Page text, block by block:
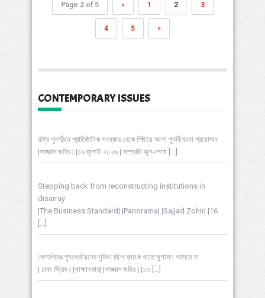
Page 2 of 5 « 1 2 3
4 5 »
CONTEMPORARY ISSUES
রাষ্ট্র পুনর্গঠনে প্রাতিষ্ঠানিক সংস্কার থেকে পিছিয়ে আসা পুনর্বিবেচনা প্রয়োজন
|সাজ্জাদ জহির | |১৯ জুলাই ২০২৬ | সম্প্রতি জুন-শেষে […]
Stepping back from reconstructing institutions in
disarray
|The Business Standard| |Panorama| |Sajjad Zohir| |16
[…]
খেলাপিদের পুনঃঅর্থায়নের সুবিধা দিলে ব্যাংক খাতে সুশাসন আসবে না
| ঢাকা স্ট্রিম | |সাক্ষাৎকার| |সাজ্জাদ জহির | |১৩ […]